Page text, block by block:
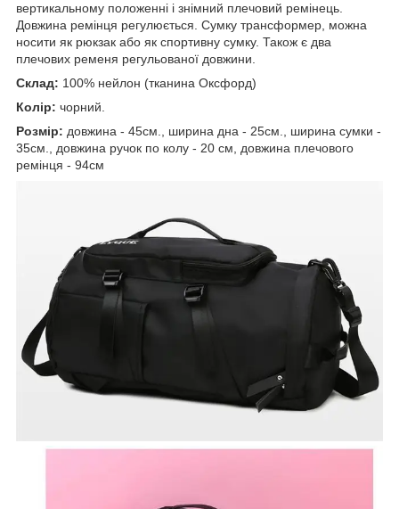
вертикальному положенні і знімний плечовий ремінець.
Довжина ремінця регулюється. Сумку трансформер, можна
носити як рюкзак або як спортивну сумку. Також є два
плечових ременя регульованої довжини.
Склад: 100% нейлон (тканина Оксфорд)
Колір: чорний.
Розмір: довжина - 45см., ширина дна - 25см., ширина сумки -
35см., довжина ручок по колу - 20 см, довжина плечового
ремінця - 94см